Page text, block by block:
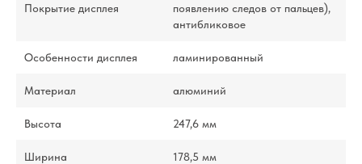
Покрытие дисплея
появлению следов от пальцев),
антибликовое
Особенности дисплея ламинированный
Материал алюминий
Высота 247,6 мм
Ширина 178,5 мм